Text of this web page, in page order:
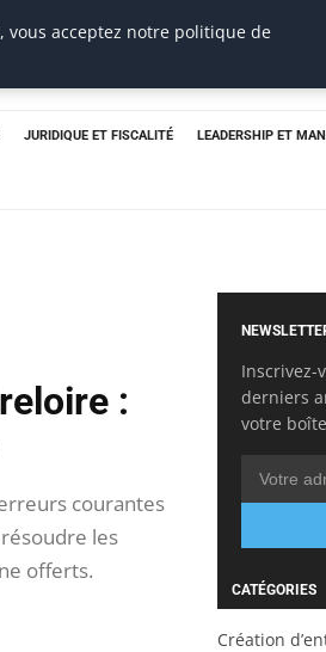
JURIDIQUE ET FISCALITÉ LEADERSHIP ET
:
courantes
les
offerts.
Inscrivez-
derniers
votre
CATÉGORIES
Création
vous acceptez notre politique de